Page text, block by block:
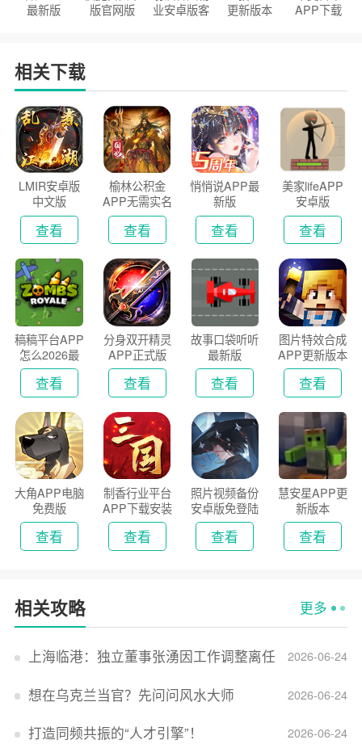
最新版
版官网版
业安卓版客
更新版本
APP下载
相关下载
LMIR安卓版
中文版
查看
榆林公积金
APP无需实名
认证版
查看
悄悄说APP最
新版
查看
美家lifeAPP
安卓版
查看
稿稿平台APP
怎么2026最
新版
查看
分身双开精灵
APP正式版
查看
故事口袋听听
最新版
查看
图片特效合成
APP更新版本
2026
查看
大角APP电脑
免费版
查看
制香行业平台
APP下载安装
2026
查看
照片视频备份
安卓版免登陆
版
查看
慧安星APP更
新版本
查看
相关攻略 更多
2026-06-24
上海临港：独立董事张湧因工作调整离任
2026-06-24
想在乌克兰当官？先问问风水大师
2026-06-24
打造同频共振的“人才引擎”！